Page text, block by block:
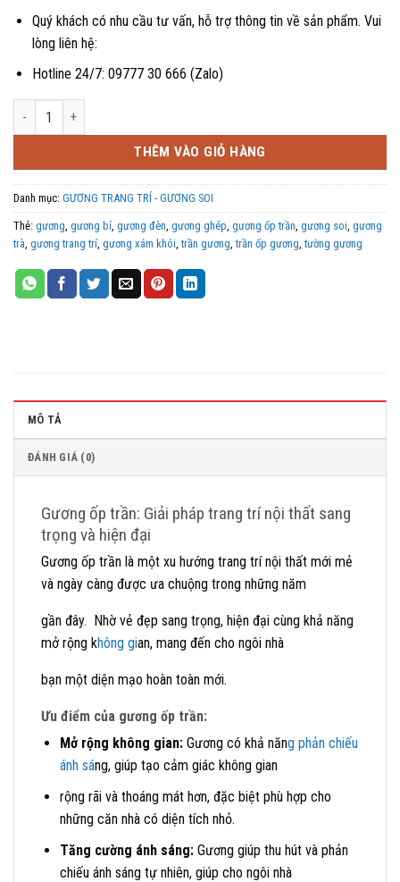
Quý khách có nhu cầu tư vấn, hỗ trợ thông tin về sản phẩm. Vui
lòng liên hệ:
Hotline 24/7: 09777 30 666 (Zalo)
Trần gương màu trắng số lượng
THÊM VÀO GIỎ HÀNG
Danh mục: GƯƠNG TRANG TRÍ - GƯƠNG SOI
Thẻ: gương, gương bỉ, gương đèn, gương ghép, gương ốp trần, gương soi, gương
trà, gương trang trí, gương xám khói,trần gương,trần ốp gương,tường gương
MÔ TẢ
ĐÁNH GIÁ (0)
Gương ốp trần: Giải pháp trang trí nội thất sang
trọng và hiện đại
Gương ốp trần là một xu hướng trang trí nội thất mới mẻ
và ngày càng được ưa chuộng trong những năm
gần đây. Nhờ vẻ đẹp sang trọng, hiện đại cùng khả năng
mở rộng không gian, mang đến cho ngôi nhà
bạn một diện mạo hoàn toàn mới.
Ưu điểm của gương ốp trần:
Mở rộng không gian:Gương có khả năng phản chiếu
ánh sáng, giúp tạo cảm giác không gian
rộng rãi và thoáng mát hơn, đặc biệt phù hợp cho
những căn nhà có diện tích nhỏ.
Tăng cường ánh sáng:Gương giúp thu hút và phản
chiếu ánh sáng tự nhiên, giúp cho ngôi nhà